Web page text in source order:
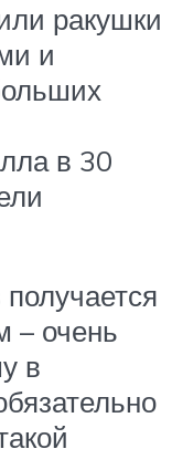
ракушки
и
в 30
– очень
в